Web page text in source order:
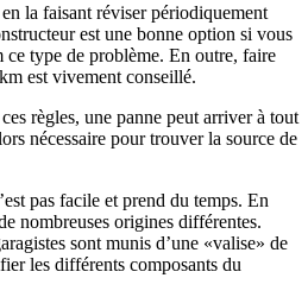
la faisant réviser périodiquement
est une bonne option si vous
type de problème. En outre, faire
est vivement conseillé.
règles, une panne peut arriver à tout
nécessaire pour trouver la source de
pas facile et prend du temps. En
nombreuses origines différentes.
sont munis d’une «valise» de
les différents composants du